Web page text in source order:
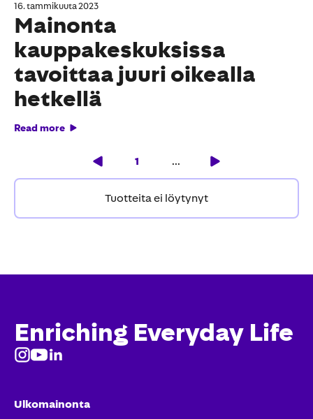
16. tammikuuta 2023
Mainonta
kauppakeskuksissa
tavoittaa juuri oikealla
hetkellä
Read more
1 ...
Tuotteita ei löytynyt
Enriching Everyday Life
Ulkomainonta